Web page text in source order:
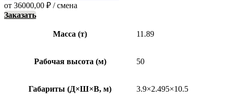
от 36000,00 ₽ / смена
Заказать
Масса (т) 11.89
Рабочая высота (м) 50
Габариты (Д×Ш×В, м) 3.9×2.495×10.5